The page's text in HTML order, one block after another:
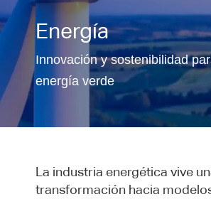
La industria energética vive
transformación hacia
Energía
Innovación y sostenibilidad
energía verde